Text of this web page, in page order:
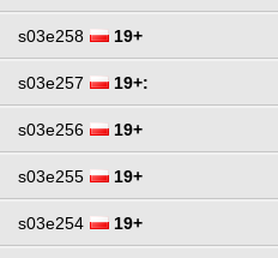
s03e258 19+
s03e257 19+:
s03e256 19+
s03e255 19+
s03e254 19+